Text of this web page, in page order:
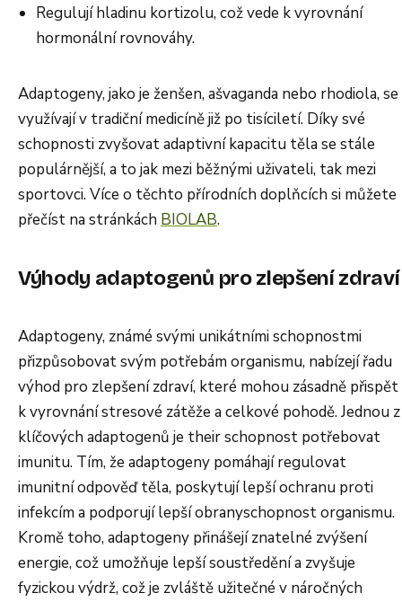
Regulují hladinu kortizolu, což vede k vyrovnání
hormonální rovnováhy.
Adaptogeny, jako je ženšen, ašvaganda nebo rhodiola, se
využívají v tradiční medicíně již po tisíciletí. Díky své
schopnosti zvyšovat adaptivní kapacitu těla se stále
populárnější, a to jak mezi běžnými uživateli, tak mezi
sportovci. Více o těchto přírodních doplňcích si můžete
přečíst na stránkách BIOLAB.
Výhody adaptogenů pro zlepšení zdraví
Adaptogeny, známé svými unikátními schopnostmi
přizpůsobovat svým potřebám organismu, nabízejí řadu
výhod pro zlepšení zdraví, které mohou zásadně přispět
k vyrovnání stresové zátěže a celkové pohodě. Jednou z
klíčových adaptogenů je their schopnost potřebovat
imunitu. Tím, že adaptogeny pomáhají regulovat
imunitní odpověď těla, poskytují lepší ochranu proti
infekcím a podporují lepší obranyschopnost organismu.
Kromě toho, adaptogeny přinášejí znatelné zvýšení
energie, což umožňuje lepší soustředění a zvyšuje
fyzickou výdrž, což je zvláště užitečné v náročných